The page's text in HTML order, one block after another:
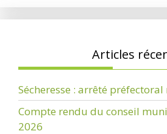
Articles
Sécheresse : arrêté
Compte rendu du conseil
2026